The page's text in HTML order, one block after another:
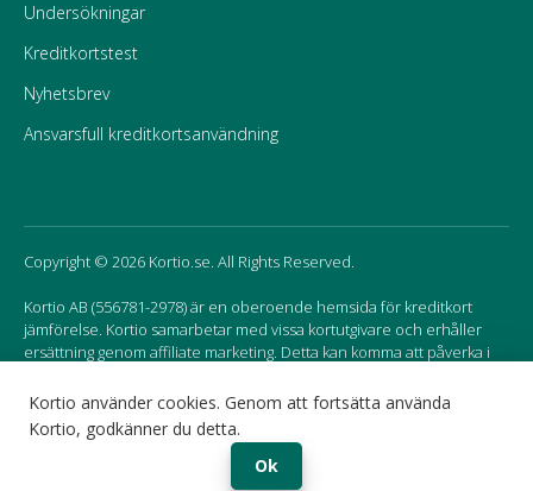
Kortio använder cookies. Genom att fortsätta använda
Kortio, godkänner du detta.
Ok
Undersökningar
Kreditkortstest
Nyhetsbrev
Ansvarsfull kreditkortsanvändning
Copyright © 2026 Kortio.se. All Rights Reserved.
Kortio AB (556781-2978) är en oberoende hemsida för kreditkort
jämförelse. Kortio samarbetar med vissa kortutgivare och erhåller
ersättning genom affiliate marketing. Detta kan komma att påverka i
Sweden Norway